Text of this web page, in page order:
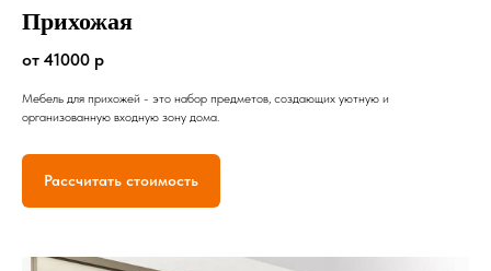
Прихожая
от 41000 р
Мебель для прихожей - это набор предметов, создающих уютную и
организованную входную зону дома.
Рассчитать стоимость